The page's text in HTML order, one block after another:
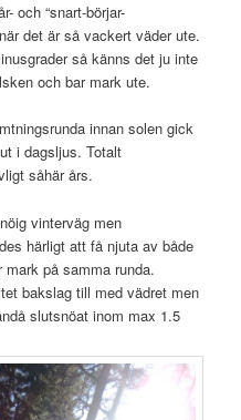
och “snart-börjar-
det är så vackert väder ute.
så känns det ju inte
och bar mark ute.
innan solen gick
i dagsljus. Totalt
såhär års.
vinterväg men
härligt att få njuta av både
på samma runda.
bakslag till med vädret men
slutsnöat inom max 1.5